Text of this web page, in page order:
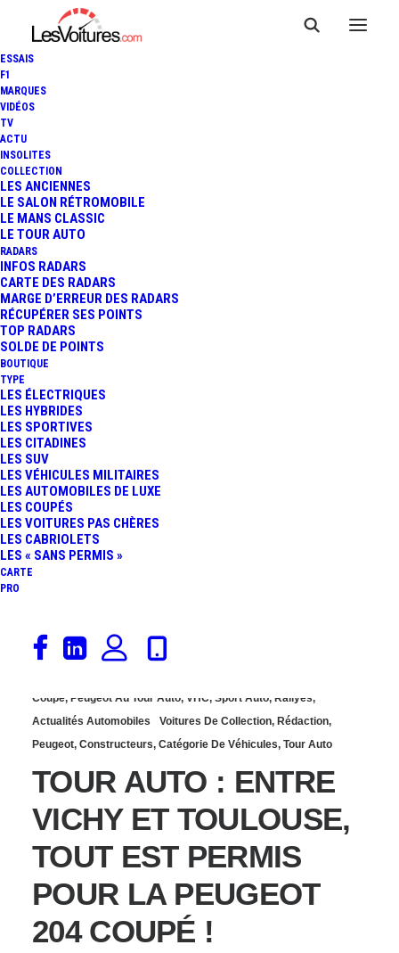
ESSAIS
F1
MARQUES
VIDÉOS
TV
ACTU
INSOLITES
COLLECTION
LES ANCIENNES
LE SALON RÉTROMOBILE
LE MANS CLASSIC
LE TOUR AUTO
RADARS
INFOS RADARS
CARTE DES RADARS
MARGE D’ERREUR DES RADARS
RÉCUPÉRER SES POINTS
TOP RADARS
SOLDE DE POINTS
BOUTIQUE
TYPE
LES ÉLECTRIQUES
LES HYBRIDES
LES SPORTIVES
LES CITADINES
LES SUV
LES VÉHICULES MILITAIRES
LES AUTOMOBILES DE LUXE
LES COUPÉS
LES VOITURES PAS CHÈRES
LES CABRIOLETS
LES « SANS PERMIS »
CARTE
PRO
12 décembre 2018
TOUR AUTO : DE PARIS À
DEAUVILLE EN 2019
Coupé, Peugeot Au Tour Auto, VHC, Sport Auto, Rallyes,
Actualités Automobiles
Voitures De Collection, Rédaction,
Peugeot, Constructeurs, Catégorie De Véhicules, Tour Auto
TOUR AUTO : ENTRE
VICHY ET TOULOUSE,
TOUT EST PERMIS
POUR LA PEUGEOT
204 COUPÉ !